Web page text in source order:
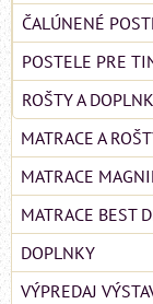
ČALÚNENÉ
POSTELE PRE
ROŠTY A
MATRACE A
MATRACE
MATRACE BEST
DOPLNKY
VÝPREDAJ